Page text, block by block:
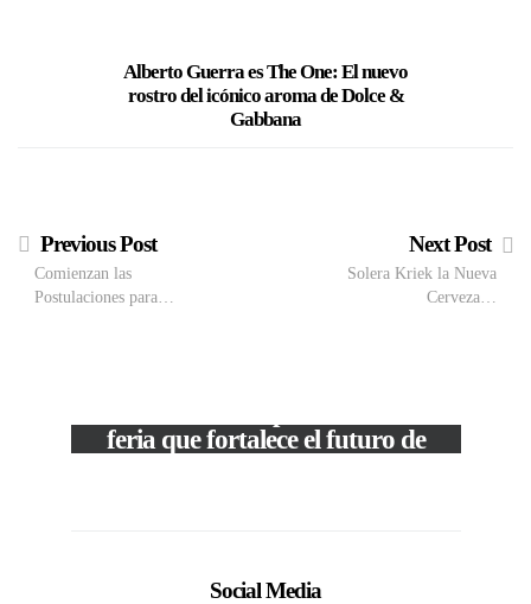
Alberto Guerra es The One: El nuevo
rostro del icónico aroma de Dolce &
Gabbana
Previous Post
Comienzan las
Postulaciones para…
Next Post
Solera Kriek la Nueva
Cerveza…
feria que fortalece el futuro de
Social Media